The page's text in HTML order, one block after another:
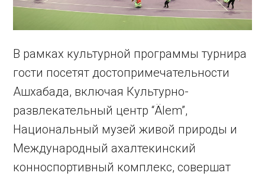
В рамках культурной программы турнира
гости посетят достопримечательности
Ашхабада, включая Культурно-
развлекательный центр “Älem”,
Национальный музей живой природы и
Международный ахалтекинский
конноспортивный комплекс, совершат